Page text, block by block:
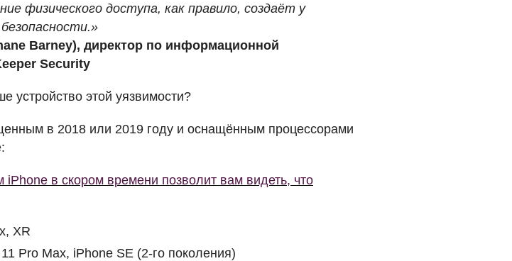
физического доступа, как правило, создаёт у
Barney), директор по информационной
Security
устройство этой уязвимости?
в 2018 или 2019 году и оснащённым процессорами
в скором времени позволит вам видеть, что
XR
Pro Max, iPhone SE (2-го поколения)